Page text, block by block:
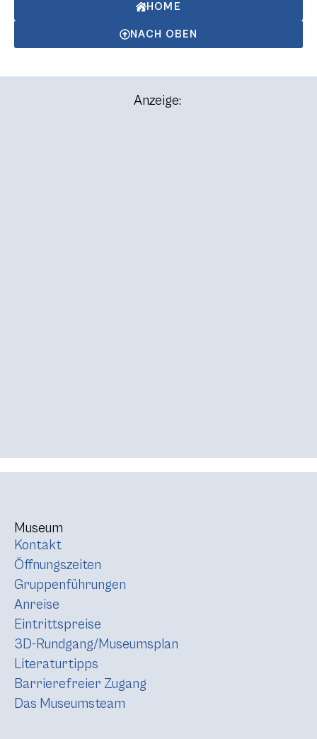
HOME
NACH OBEN
Anzeige:
Museum
Kontakt
Öffnungszeiten
Gruppenführungen
Anreise
Eintrittspreise
3D-Rundgang/Museumsplan
Literaturtipps
Barrierefreier Zugang
Das Museumsteam